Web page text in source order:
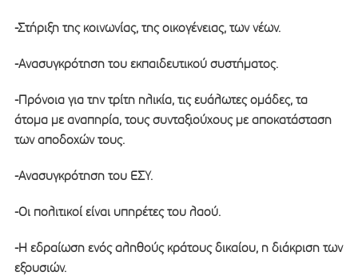
-Στήριξη της κοινωνίας, της οικογένειας, των νέων.
-Ανασυγκρότηση του εκπαιδευτικού συστήματος.
-Πρόνοια για την τρίτη ηλικία, τις ευάλωτες ομάδες, τα
άτομα με αναπηρία, τους συνταξιούχους με αποκατάσταση
των αποδοχών τους.
-Ανασυγκρότηση του ΕΣΥ.
-Οι πολιτικοί είναι υπηρέτες του λαού.
-Η εδραίωση ενός αληθούς κράτους δικαίου, η διάκριση των
εξουσιών.